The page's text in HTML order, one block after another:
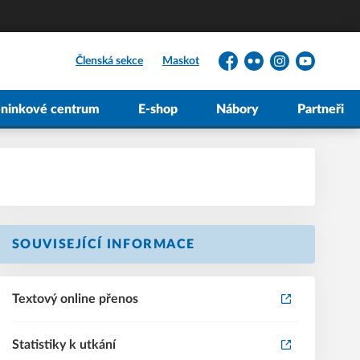
Členská sekce Maskot
Facebook
FlickrInstagramYouTube
centrum E-shop Nábory Partneři
SOUVISEJÍCÍ INFORMACE
Textový online přenos
Statistiky k utkání